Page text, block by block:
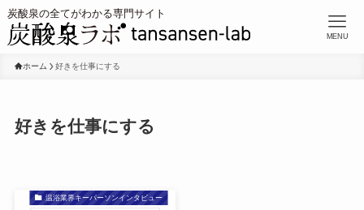
MENU
ホーム 好きを仕事にする
好きを仕事にする
温浴業界キーパーソンインタビュー